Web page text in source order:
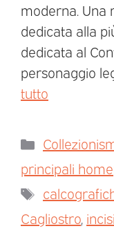
moderna. Una
dedicata alla
dedicata al
personaggio
tutto
principali
Cagliostro